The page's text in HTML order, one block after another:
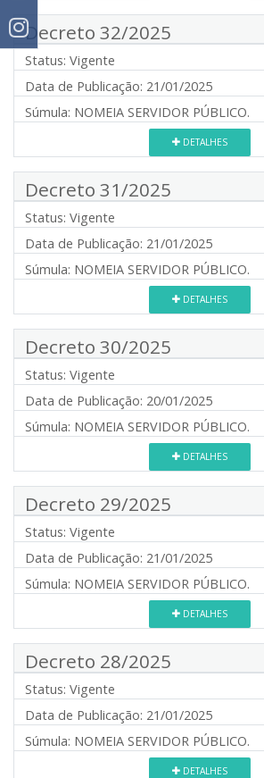
Decreto 32/2025
Status: Vigente
Data de Publicação: 21/01/2025
Súmula: NOMEIA SERVIDOR PÚBLICO.
DETALHES
Decreto 31/2025
Status: Vigente
Data de Publicação: 21/01/2025
Súmula: NOMEIA SERVIDOR PÚBLICO.
DETALHES
Decreto 30/2025
Status: Vigente
Data de Publicação: 20/01/2025
Súmula: NOMEIA SERVIDOR PÚBLICO.
DETALHES
Decreto 29/2025
Status: Vigente
Data de Publicação: 21/01/2025
Súmula: NOMEIA SERVIDOR PÚBLICO.
DETALHES
Decreto 28/2025
Status: Vigente
Data de Publicação: 21/01/2025
Súmula: NOMEIA SERVIDOR PÚBLICO.
DETALHES